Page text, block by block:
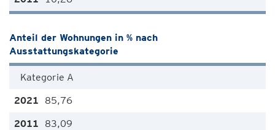
Anteil der Wohnungen in % nach
Ausstattungskategorie
Kategorie A
85,76
83,09